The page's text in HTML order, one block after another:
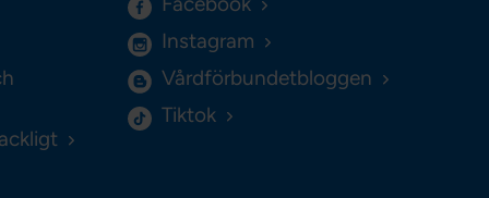
Instagram
Vårdförbundetbloggen
Tiktok